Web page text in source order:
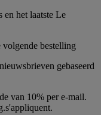
en het laatste Le
bestelling
gebaseerd
van 10% per e-mail.